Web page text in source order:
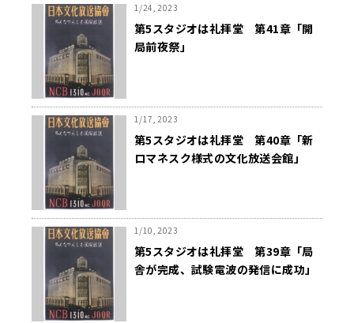
1/24, 2023
第5スタジオは礼拝堂 第41章「開
局前夜祭」
1/17, 2023
第5スタジオは礼拝堂 第40章「新
ロマネスク様式の文化放送会館」
1/10, 2023
第5スタジオは礼拝堂 第39章「局
舎が完成、試験電波の発信に成功」